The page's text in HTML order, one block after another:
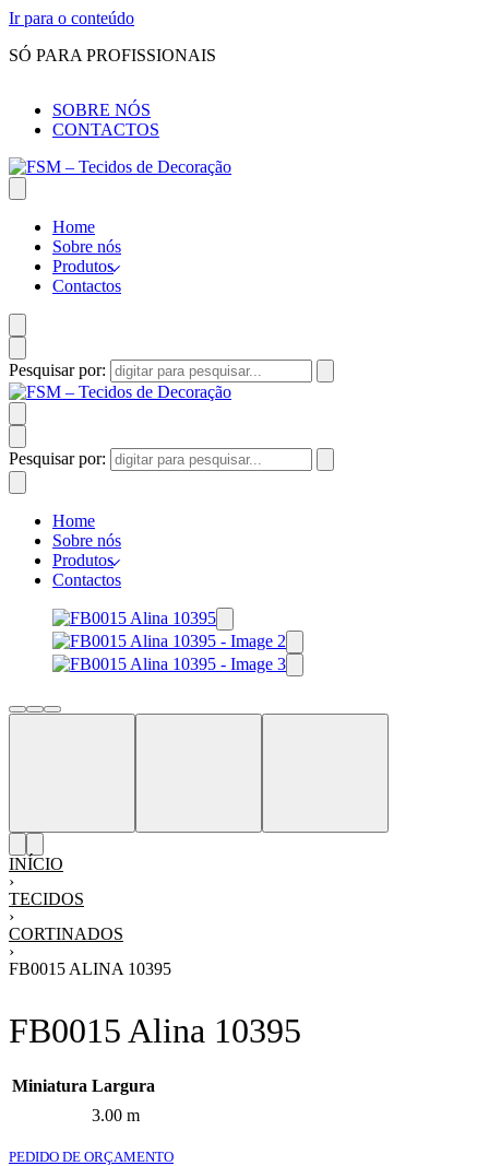
Ir para o conteúdo
SÓ PARA PROFISSIONAIS
SOBRE NÓS
CONTACTOS
Home
Sobre nós
Produtos
Contactos
Pesquisar por:
Pesquisar por:
Home
Sobre nós
Produtos
Contactos
INÍCIO
›
TECIDOS
›
CORTINADOS
›
FB0015 ALINA 10395
FB0015 Alina 10395
Miniatura Largura
3.00 m
PEDIDO DE ORÇAMENTO